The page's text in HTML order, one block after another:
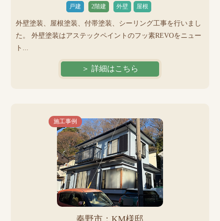
戸建 2階建 外壁 屋根
外壁塗装、屋根塗装、付帯塗装、シーリング工事を行いまし
た。 外壁塗装はアステックペイントのフッ素REVOをニュー
ト...
＞ 詳細はこちら
施工事例
秦野市：KM様邸